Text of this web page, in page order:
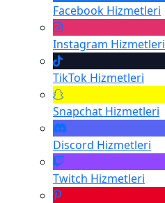
Facebook Hizmetleri
Instagram Hizmetleri
TikTok Hizmetleri
Snapchat Hizmetleri
Discord Hizmetleri
Twitch Hizmetleri